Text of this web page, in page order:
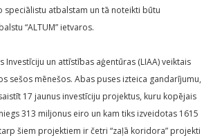
speciālistu atbalstam un tā noteikti būtu
“ALTUM” ietvaros.
Investīciju un attīstības aģentūras (LIAA) veiktais
sešos mēnešos. Abas puses izteica gandarījumu,
17 jaunus investīciju projektus, kuru kopējais
313 miljonus eiro un kam tiks izveidotas 1615
šiem projektiem ir četri “zaļā koridora” projekti